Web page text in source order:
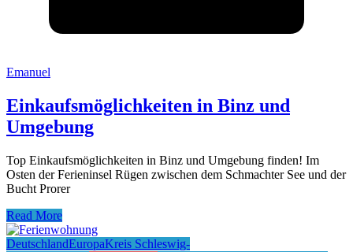
Emanuel
Einkaufsmöglichkeiten in Binz und
Umgebung
Top Einkaufsmöglichkeiten in Binz und Umgebung finden! Im
Osten der Ferieninsel Rügen zwischen dem Schmachter See und der
Bucht Prorer
Read More
DeutschlandEuropaKreis Schleswig-